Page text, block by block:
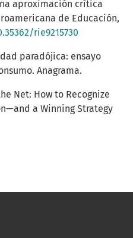
aproximación crítica
de Educación,
rie9215730
paradójica: ensayo
Anagrama.
Net: How to Recognize
a Winning Strategy